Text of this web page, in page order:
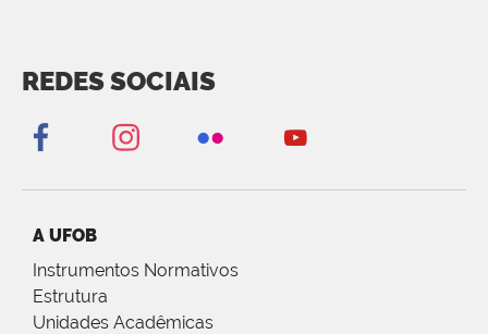
REDES SOCIAIS
A UFOB
Instrumentos Normativos
Estrutura
Unidades Acadêmicas